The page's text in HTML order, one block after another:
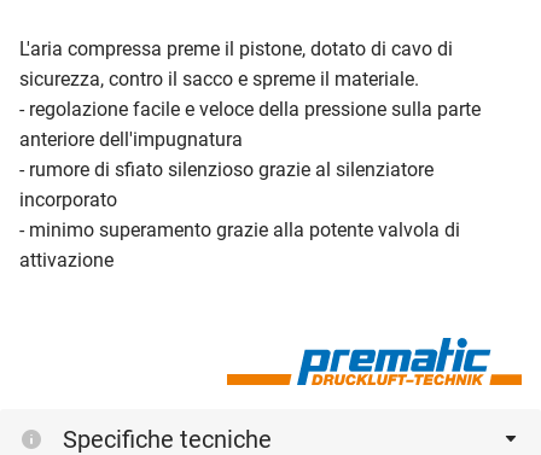
L'aria compressa preme il pistone, dotato di cavo di
sicurezza, contro il sacco e spreme il materiale.
- regolazione facile e veloce della pressione sulla parte
anteriore dell'impugnatura
- rumore di sfiato silenzioso grazie al silenziatore
incorporato
- minimo superamento grazie alla potente valvola di
attivazione
Specifiche tecniche